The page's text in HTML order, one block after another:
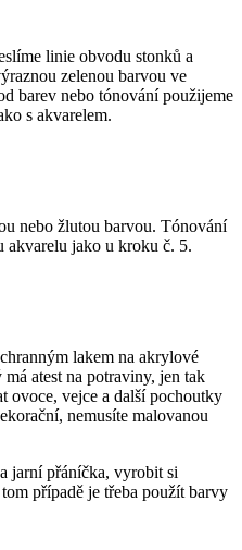
linie obvodu stonků a
zelenou barvou ve
barev nebo tónování použijeme
s akvarelem.
nebo žlutou barvou. Tónování
akvarelu jako u kroku č. 5.
lakem na akrylové
atest na potraviny, jen tak
ovoce, vejce a další pochoutky
nemusíte malovanou
jarní přáníčka, vyrobit si
případě je třeba použít barvy